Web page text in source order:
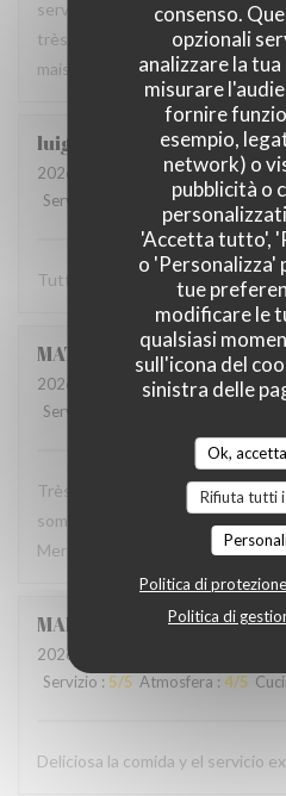
consenso.
opzionali
analizzare la
misurare
fornire
esempio,
network) o
pubblicità o
'Accetta tutto',
o 'Personalizza'
tue
modificare le
qualsiasi
sull'icona del
sinistra delle
Ok,
Rifiuta tutti
Politica di
Politica di
serveur très agréable, les plats
très bons. Mention spéciale pour
maison !
luigi
2026-06-07
- 14:30 - Ospiti 2
Servizio
Atmosfera: 5/5
Tutto molto buono. Carbonade
MATHIEU
2026-06-07
- 19:00 - Ospiti 2
Servizio
Très bonne soirée dans cet
sommes régalés avec des plats
Merci à l'accueil ainsi qu'au
MARCELA
2026-05-24
Servizio : 5/5 Atmosfera : 4/5
Deliciosa la comida y el servicio